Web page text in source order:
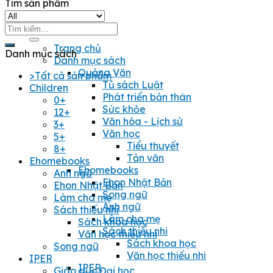
Trang chủ
Danh mục sách
Quảng Văn
Tủ sách Luật
Phát triển bản thân
Sức khỏe
Văn hóa - Lịch sử
Văn học
Tiểu thuyết
Tản văn
Ehomebooks
Ehon Nhật Bản
Song ngữ
Anh ngữ
Làm cha mẹ
Sách thiếu nhi
Sách khoa học
Văn học thiếu nhi
IPER
Tìm sản phẩm
Tìm
Danh mục sách
>Tất cả sản phẩm
Children
0+
12+
3+
5+
8+
Ehomebooks
Anh ngữ
Ehon Nhật Bản
Làm cha mẹ
Sách thiếu nhi
Sách khoa học
Văn học thiếu nhi
Song ngữ
IPER
Giáo dục Đại học